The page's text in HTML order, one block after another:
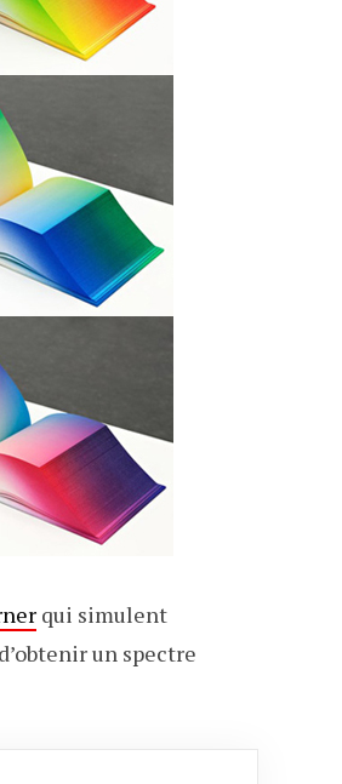
qui simulent
un spectre